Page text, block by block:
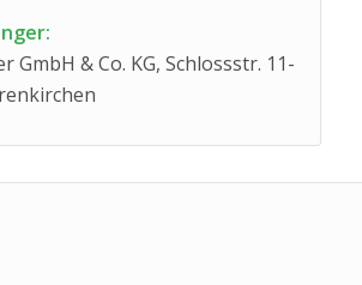
GmbH & Co. KG, Schlossstr. 11-